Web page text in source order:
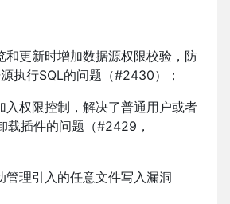
更新时增加数据源权限校验，防
执行SQL的问题（#2430）；
权限控制，解决了普通用户或者
载插件的问题（#2429，
理引入的任意文件写入漏洞